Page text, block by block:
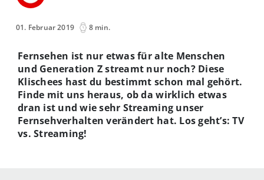
01. Februar 2019 8 min.
Fernsehen ist nur etwas für alte Menschen
und Generation Z streamt nur noch? Diese
Klischees hast du bestimmt schon mal gehört.
Finde mit uns heraus, ob da wirklich etwas
dran ist und wie sehr Streaming unser
Fernsehverhalten verändert hat. Los geht’s: TV
vs. Streaming!